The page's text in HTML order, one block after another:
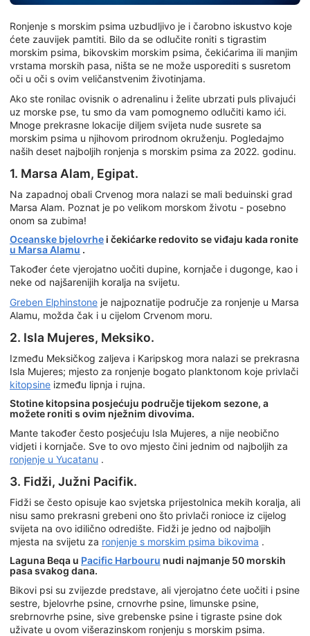
Ronjenje s morskim psima uzbudljivo je i čarobno iskustvo koje
ćete zauvijek pamtiti. Bilo da se odlučite roniti s tigrastim
morskim psima, bikovskim morskim psima, čekićarima ili manjim
vrstama morskih pasa, ništa se ne može usporediti s susretom
oči u oči s ovim veličanstvenim životinjama.
Ako ste ronilac ovisnik o adrenalinu i želite ubrzati puls plivajući
uz morske pse, tu smo da vam pomognemo odlučiti kamo ići.
Mnoge prekrasne lokacije diljem svijeta nude susrete sa
morskim psima u njihovom prirodnom okruženju. Pogledajmo
naših deset najboljih ronjenja s morskim psima za 2022. godinu.
1. Marsa Alam, Egipat.
Na zapadnoj obali Crvenog mora nalazi se mali beduinski grad
Marsa Alam. Poznat je po velikom morskom životu - posebno
onom sa zubima!
Oceanske bjelovrhe i čekićarke redovito se viđaju kada ronite
u Marsa Alamu .
Također ćete vjerojatno uočiti dupine, kornjače i dugonge, kao i
neke od najšarenijih koralja na svijetu.
Greben Elphinstone je najpoznatije područje za ronjenje u Marsa
Alamu, možda čak i u cijelom Crvenom moru.
2. Isla Mujeres, Meksiko.
Između Meksičkog zaljeva i Karipskog mora nalazi se prekrasna
Isla Mujeres; mjesto za ronjenje bogato planktonom koje privlači
kitopsine između lipnja i rujna.
Stotine kitopsina posjećuju područje tijekom sezone, a
možete roniti s ovim nježnim divovima.
Mante također često posjećuju Isla Mujeres, a nije neobično
vidjeti i kornjače. Sve to ovo mjesto čini jednim od najboljih za
ronjenje u Yucatanu .
3. Fidži, Južni Pacifik.
Fidži se često opisuje kao svjetska prijestolnica mekih koralja, ali
nisu samo prekrasni grebeni ono što privlači ronioce iz cijelog
svijeta na ovo idilično odredište. Fidži je jedno od najboljih
mjesta na svijetu za ronjenje s morskim psima bikovima .
Laguna Beqa u Pacific Harbouru nudi najmanje 50 morskih
pasa svakog dana.
Bikovi psi su zvijezde predstave, ali vjerojatno ćete uočiti i psine
sestre, bjelovrhe psine, crnovrhe psine, limunske psine,
srebrnovrhe psine, sive grebenske psine i tigraste psine dok
uživate u ovom višerazinskom ronjenju s morskim psima.